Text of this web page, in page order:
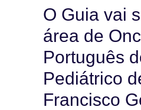
O Guia vai
área de
Português
Pediátrico
Francisco